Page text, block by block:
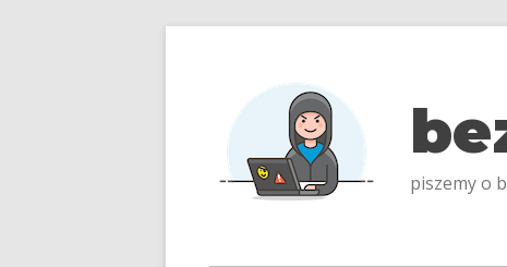
piszemy o